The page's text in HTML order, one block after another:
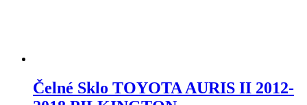
Čelné Sklo TOYOTA AURIS II 2012-